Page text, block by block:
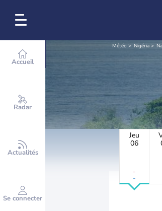
Accueil
Radar
Actualités
Se connecter
Météo Nigéria
Jeu
06
-
-